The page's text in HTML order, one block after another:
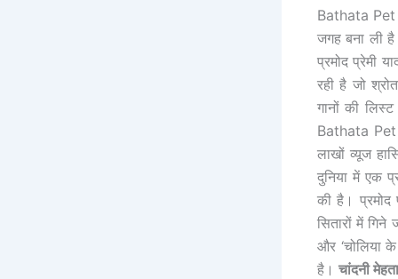
Bathata Pet
जगह बना ली
प्रमोद प्रेमी
रही है जो
गानों की
Bathata Pet
लाखों व्यूज
दुनिया में एक
की है।
सितारों में
और ‘चोलिया
है। चांदनी मेहता